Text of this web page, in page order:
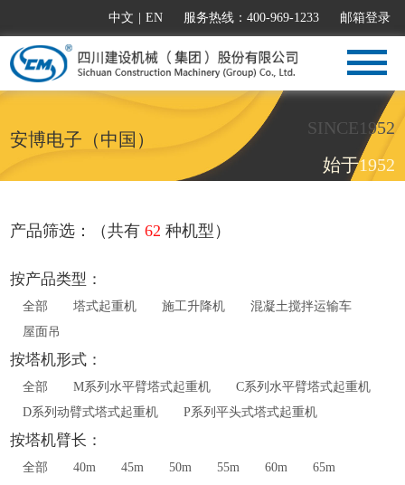
中文 EN 服务热线：400-969-1233 邮箱登录
安博电子（中国）
SINCE1952
始于1952
产品筛选：（共有62 种机型）
按产品类型：
全部 塔式起重机 施工升降机
混凝土搅拌运输车
屋面吊
按塔机形式：
全部 M系列水平臂塔式起重机
C系列水平臂塔式起重机
D系列动臂式塔式起重机
P系列平头式塔式起重机
按塔机臂长：
全部 40m 45m 50m 55m 60m
65m